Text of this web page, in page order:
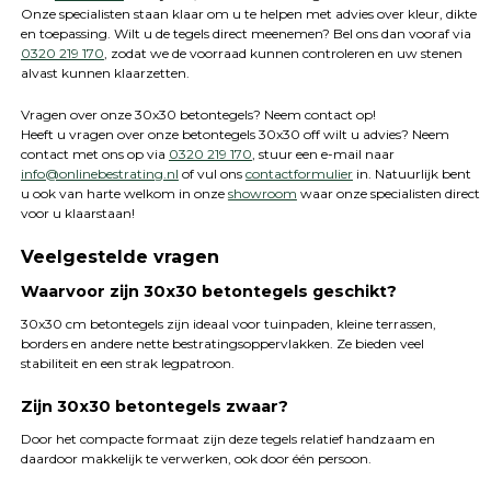
Onze specialisten staan klaar om u te helpen met advies over kleur, dikte
en toepassing. Wilt u de tegels direct meenemen? Bel ons dan vooraf via
0320 219 170, zodat we de voorraad kunnen controleren en uw stenen
alvast kunnen klaarzetten.
Vragen over onze 30x30 betontegels? Neem contact op!
Heeft u vragen over onze betontegels 30x30 off wilt u advies? Neem
contact met ons op via 0320 219 170, stuur een e-mail naar
info@onlinebestrating.nl of vul ons contactformulierin. Natuurlijk bent
u ook van harte welkom in onze showroom waar onze specialisten direct
voor u klaarstaan!
Veelgestelde vragen
Waarvoor zijn 30x30 betontegels geschikt?
30x30 cm betontegels zijn ideaal voor tuinpaden, kleine terrassen,
borders en andere nette bestratingsoppervlakken. Ze bieden veel
stabiliteit en een strak legpatroon.
Zijn 30x30 betontegels zwaar?
Door het compacte formaat zijn deze tegels relatief handzaam en
daardoor makkelijk te verwerken, ook door één persoon.